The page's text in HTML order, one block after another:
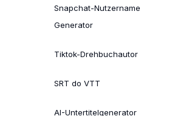
Snapchat-Nutzername
Generator
Tiktok-Drehbuchautor
SRT do VTT
AI-Untertitelgenerator